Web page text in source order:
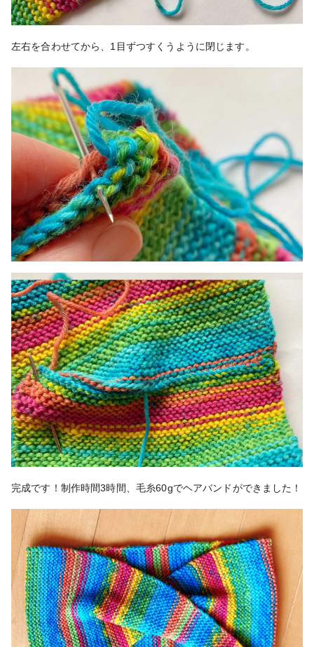
左右を合わせてから、1目ずつすくうように閉じます。
完成です！制作時間3時間、毛糸60gでヘアバンドができました！